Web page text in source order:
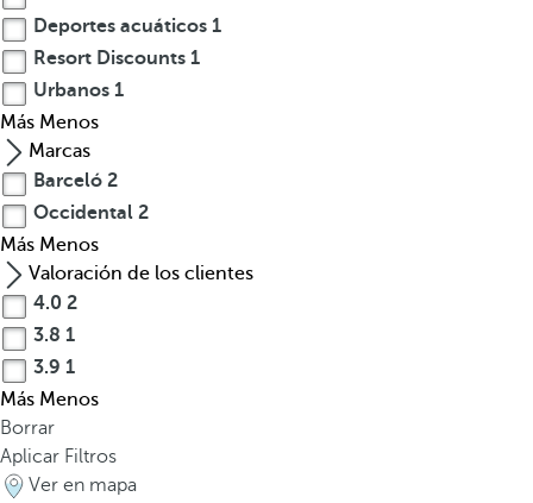
Deportes acuáticos 1
Resort Discounts 1
Urbanos 1
Más Menos
Marcas
Barceló 2
Occidental 2
Más Menos
Valoración de los clientes
4.0 2
3.8 1
3.9 1
Más Menos
Borrar
Aplicar Filtros
Ver en mapa
u
n
u
e
C
o
s
t
R
i
c
a
a
b
a
r